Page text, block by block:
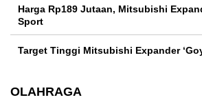
Harga Rp189 Jutaan, Mitsubishi
Sport
Target Tinggi Mitsubishi Expander
OLAHRAGA